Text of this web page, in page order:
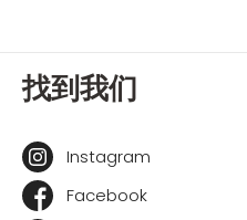
找到我们
Instagram
Facebook